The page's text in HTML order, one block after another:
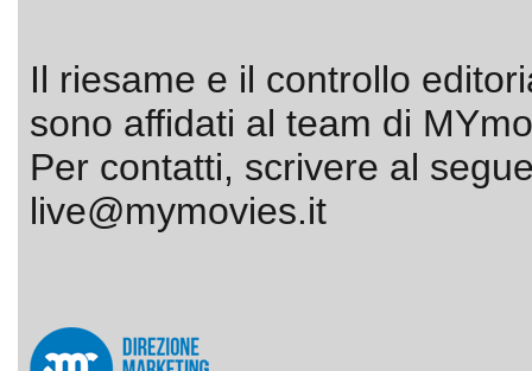
Il riesame e il controllo
sono affidati al team di
Per contatti, scrivere al
live@mymovies.it